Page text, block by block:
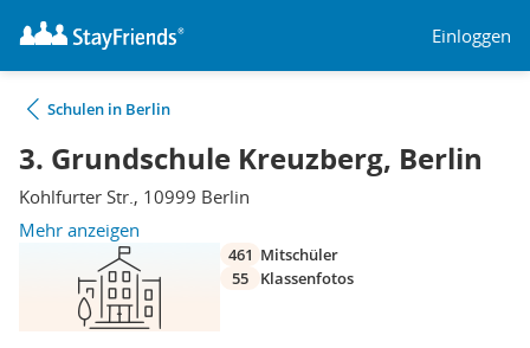
Einloggen
Schulen in Berlin
3. Grundschule Kreuzberg, Berlin
Kohlfurter Str., 10999 Berlin
Mehr anzeigen
461 Mitschüler
55
Klassenfotos